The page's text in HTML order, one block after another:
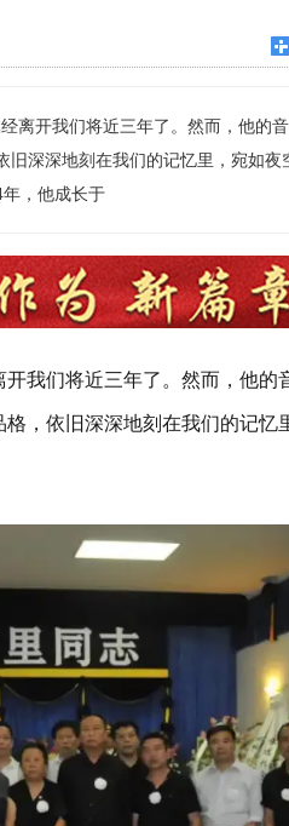
离开我们将近三年了。然而，他的
深深地刻在我们的记忆里，宛如夜
，他成长于
我们将近三年了。然而，他的
，依旧深深地刻在我们的记忆